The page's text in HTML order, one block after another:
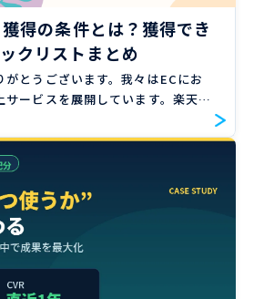
得の条件とは？獲得でき
クリストまとめ
とうございます。我々はECにお
サービスを展開しています。楽天、
ピングの大手ECモールや自社サ
と、EC売上向上のノウハウをお届